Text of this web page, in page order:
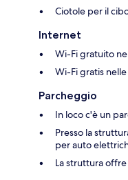
Ciotole per il
Internet
Wi-Fi gratuito
Wi-Fi gratis
Parcheggio
In loco c'è un
Presso la
per auto
La struttura